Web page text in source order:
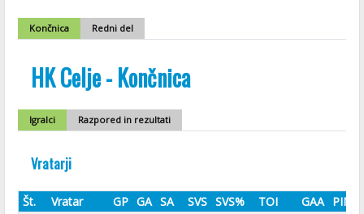
Končnica Redni del
HK Celje - Končnica
Igralci Razpored in rezultati
Vratarji
Št. Vratar GP GA SA SVS SVS% TOI GAA PIM